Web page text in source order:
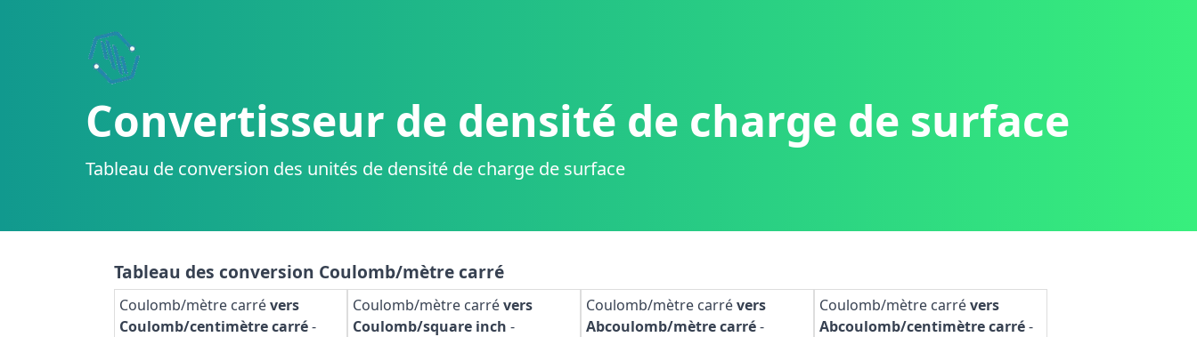
Convertisseur de densité de charge de surface
Tableau de conversion des unités de densité de charge de surface
Tableau des conversion Coulomb/mètre carré
Coulomb/mètre carrévers
Coulomb/centimètre carré-
Coulomb/mètre carrévers
Coulomb/square inch -
Coulomb/mètre carrévers
Abcoulomb/mètre carré-
Coulomb/mètre carrévers
Abcoulomb/centimètre carré-